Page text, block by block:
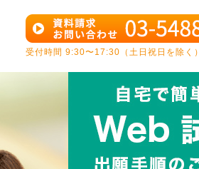
受付時間 9:30〜17:30（土日祝日を除く）